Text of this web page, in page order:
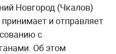
Новгород (Чкалов)
и отправляет
с
Об этом